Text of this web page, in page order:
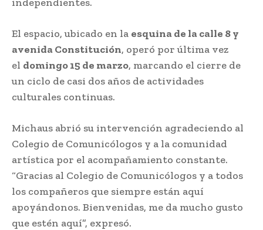
El espacio, ubicado en la esquina de la calle 8 y
avenida Constitución, operó por última vez
el domingo 15 de marzo, marcando el cierre de
un ciclo de casi dos años de actividades
culturales continuas.
Michaus abrió su intervención agradeciendo al
Colegio de Comunicólogos y a la comunidad
artística por el acompañamiento constante.
“Gracias al Colegio de Comunicólogos y a todos
los compañeros que siempre están aquí
apoyándonos. Bienvenidas, me da mucho gusto
que estén aquí”, expresó.